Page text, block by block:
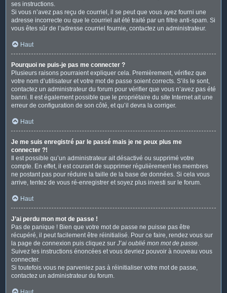
ses instructions.
Si vous n’avez pas reçu de courriel, il se peut que vous ayez fourni une
adresse incorrecte ou que le courriel ait été traité par un filtre anti-spam. Si
vous êtes sûr de l’adresse courriel fournie, contactez un administrateur.
Haut
Pourquoi ne puis-je pas me connecter ?
Plusieurs raisons pourraient expliquer cela. Premièrement, vérifiez que
votre nom d’utilisateur et votre mot de passe soient corrects. S’ils le sont,
contactez un administrateur du forum pour vérifier que vous n’avez pas été
banni. Il est également possible que le propriétaire du site Internet ait une
erreur de configuration de son côté, et qu’il devra la corriger.
Haut
Je me suis enregistré par le passé mais je ne peux plus me
connecter ?!
Il est possible qu’un administrateur ait désactivé ou supprimé votre
compte. En effet, il est courant de supprimer régulièrement les membres
ne postant pas pour réduire la taille de la base de données. Si cela vous
arrive, tentez de vous ré-enregistrer et soyez plus investi sur le forum.
Haut
J’ai perdu mon mot de passe !
Pas de panique ! Bien que votre mot de passe ne puisse pas être
récupéré, il peut facilement être réinitialisé. Pour ce faire, rendez vous sur
la page de connexion puis cliquez sur J’ai oublié mon mot de passe.
Suivez les instructions énoncées et vous devriez pouvoir à nouveau vous
connecter.
Si toutefois vous ne parveniez pas à réinitialiser votre mot de passe,
contactez un administrateur du forum.